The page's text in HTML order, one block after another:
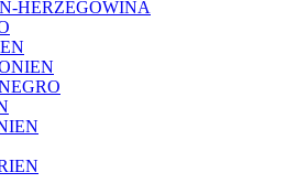
HERZEGOWINA